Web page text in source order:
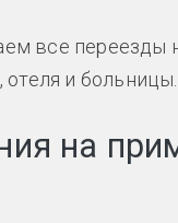
все переезды
отеля и больницы.
на